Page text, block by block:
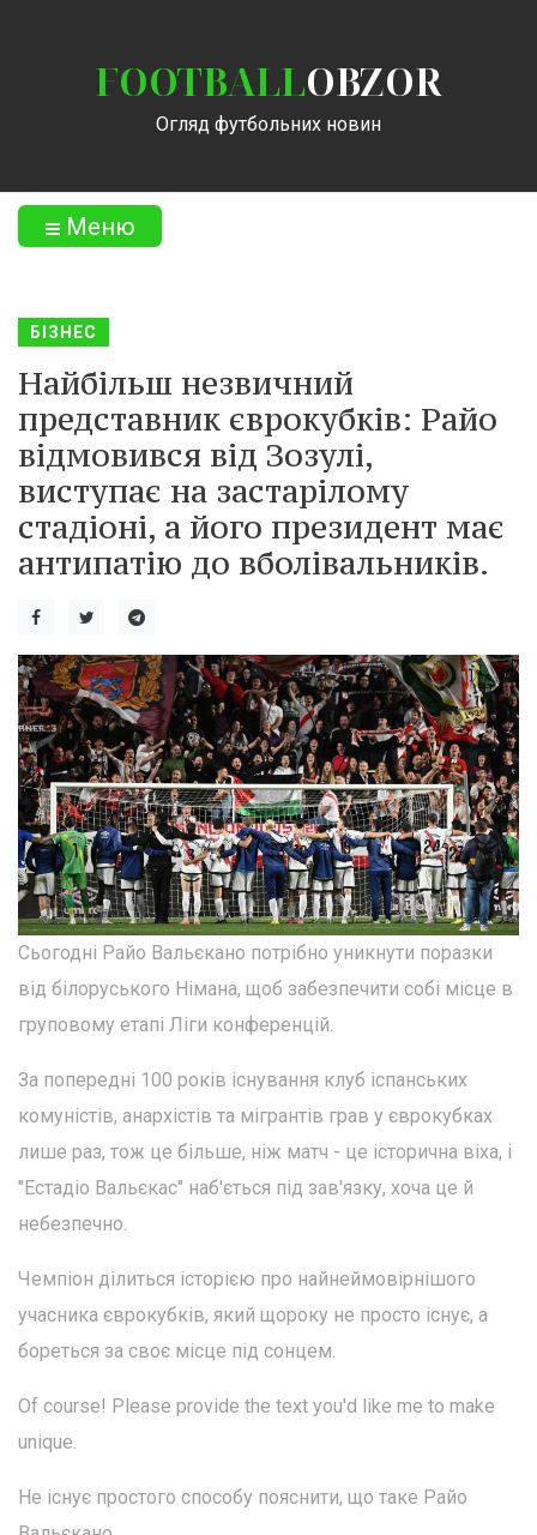
FOOTBALLOBZOR
Огляд футбольних новин
Меню
БІЗНЕС
Найбільш незвичний
представник єврокубків: Райо
відмовився від Зозулі,
виступає на застарілому
стадіоні, а його президент має
антипатію до вболівальників.
Сьогодні Райо Вальєкано потрібно уникнути поразки
від білоруського Німана, щоб забезпечити собі місце в
груповому етапі Ліги конференцій.
За попередні 100 років існування клуб іспанських
комуністів, анархістів та мігрантів грав у єврокубках
лише раз, тож це більше, ніж матч - це історична віха, і
"Естадіо Вальєкас" наб'ється під зав'язку, хоча це й
небезпечно.
Чемпіон ділиться історією про найнеймовірнішого
учасника єврокубків, який щороку не просто існує, а
бореться за своє місце під сонцем.
Of course! Please provide the text you'd like me to make
unique.
Не існує простого способу пояснити, що таке Райо